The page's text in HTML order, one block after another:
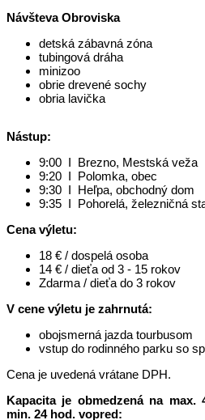
Návšteva Obroviska
detská zábavná zóna
tubingová dráha
minizoo
obrie drevené sochy
obria lavička
Nástup:
9:00 I Brezno, Mestská veža
9:20 I Polomka, obec
9:30 I Heľpa, obchodný dom
9:35 I Pohorelá, železničná
Cena výletu:
18 € / dospelá osoba
14 € / dieťa od 3 - 15 rokov
Zdarma / dieťa do 3 rokov
V cene výletu je zahrnutá:
obojsmerná jazda tourbusom
vstup do rodinného parku so
Cena je uvedená vrátane DPH.
Kapacita je obmedzená na max.
min. 24 hod. vopred: